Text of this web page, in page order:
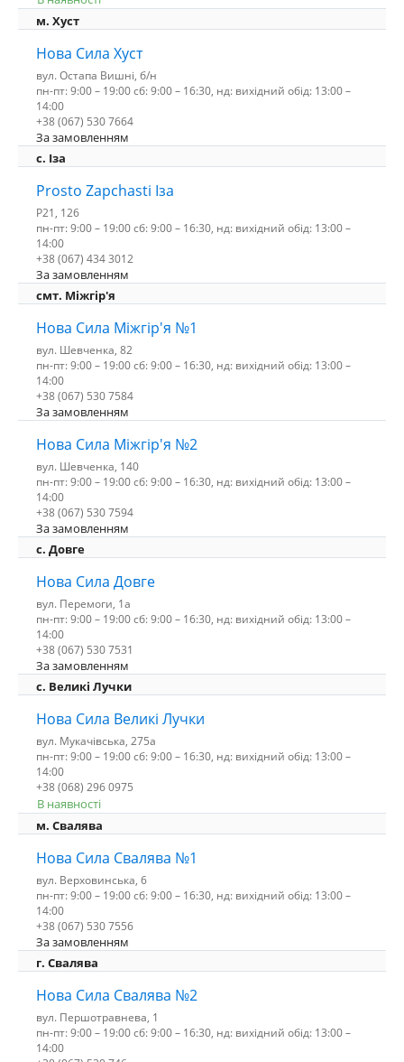
м. Хуст
Нова Сила Хуст
вул. Остапа Вишні, б/н
пн-пт: 9:00 – 19:00 сб: 9:00 – 16:30, нд: вихідний обід: 13:00 –
14:00
+38 (067) 530 7664
За замовленням
c. Іза
Prosto Zapchasti Іза
P21, 126
пн-пт: 9:00 – 19:00 сб: 9:00 – 16:30, нд: вихідний обід: 13:00 –
14:00
+38 (067) 434 3012
За замовленням
смт. Міжгір'я
Нова Сила Міжгір'я №1
вул. Шевченка, 82
пн-пт: 9:00 – 19:00 сб: 9:00 – 16:30, нд: вихідний обід: 13:00 –
14:00
+38 (067) 530 7584
За замовленням
Нова Сила Міжгір'я №2
вул. Шевченка, 140
пн-пт: 9:00 – 19:00 сб: 9:00 – 16:30, нд: вихідний обід: 13:00 –
14:00
+38 (067) 530 7594
За замовленням
с. Довге
Нова Сила Довге
вул. Перемоги, 1а
пн-пт: 9:00 – 19:00 сб: 9:00 – 16:30, нд: вихідний обід: 13:00 –
14:00
+38 (067) 530 7531
За замовленням
c. Великі Лучки
Нова Сила Великі Лучки
вул. Мукачівська, 275а
пн-пт: 9:00 – 19:00 сб: 9:00 – 16:30, нд: вихідний обід: 13:00 –
14:00
+38 (068) 296 0975
В наявності
м. Свалява
Нова Сила Свалява №1
вул. Верховинська, 6
пн-пт: 9:00 – 19:00 сб: 9:00 – 16:30, нд: вихідний обід: 13:00 –
14:00
+38 (067) 530 7556
За замовленням
г. Свалява
Нова Сила Свалява №2
вул. Першотравнева, 1
пн-пт: 9:00 – 19:00 сб: 9:00 – 16:30, нд: вихідний обід: 13:00 –
14:00